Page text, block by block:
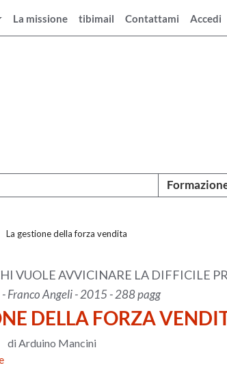
La missione tibimail Contattami Accedi
La gestione della forza vendita
VUOLE AVVICINARE LA DIFFICILE
- Franco Angeli - 2015 - 288 pagg
DELLA FORZA
di Arduino Mancini